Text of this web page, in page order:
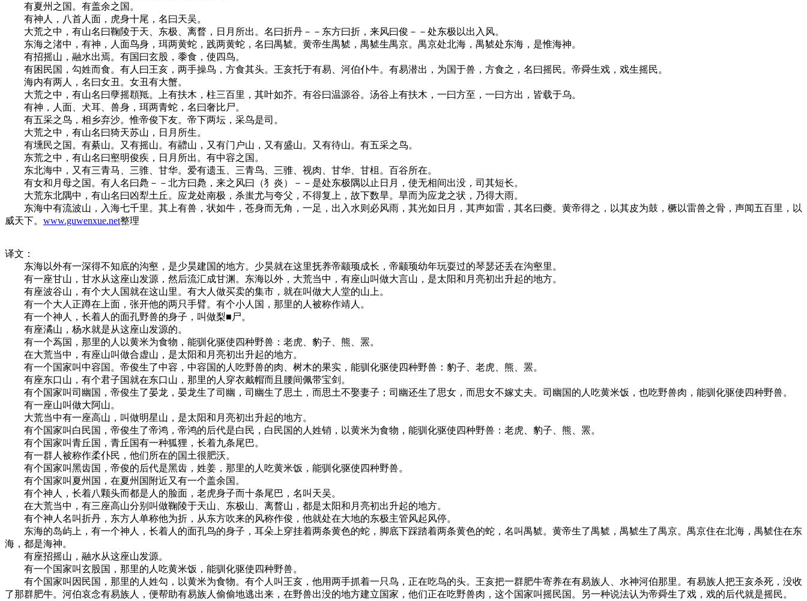
有夏州之国。有盖余之国。
有神人，八首人面，虎身十尾，名曰天吴。
大荒之中，有山名曰鞠陵于天、东极、离瞀，日月所出。名曰折丹－－东方曰折，来风曰俊－－处东极以出入风。
东海之渚中，有神，人面鸟身，珥两黄蛇，践两黄蛇，名曰禺䝞。黄帝生禺䝞，禺䝞生禺京。禺京处北海，禺䝞处东海，是惟海神。
有招摇山，融水出焉。有国曰玄股，黍食，使四鸟。
有困民国，勾姓而食。有人曰王亥，两手操鸟，方食其头。王亥托于有易、河伯仆牛。有易潜出，为国于兽，方食之，名曰摇民。帝舜生戏，戏生摇民。
海内有两人，名曰女丑。女丑有大蟹。
大荒之中，有山名曰孽摇頵羝。上有扶木，柱三百里，其叶如芥。有谷曰温源谷。汤谷上有扶木，一曰方至，一曰方出，皆载于乌。
有神，人面、犬耳、兽身，珥两青蛇，名曰奢比尸。
有五采之鸟，相乡弃沙。惟帝俊下友。帝下两坛，采鸟是司。
大荒之中，有山名曰猗天苏山，日月所生。
有壎民之国。有綦山。又有摇山。有䰝山，又有门户山，又有盛山。又有待山。有五采之鸟。
东荒之中，有山名曰壑明俊疾，日月所出。有中容之国。
东北海中，又有三青马、三骓、甘华。爱有遗玉、三青鸟、三骓、视肉、甘华、甘柤。百谷所在。
有女和月母之国。有人名曰䳃－－北方曰䳃，来之风曰（犭炎）－－是处东极隅以止日月，使无相间出没，司其短长。
大荒东北隅中，有山名曰凶犁土丘。应龙处南极，杀蚩尤与夸父，不得复上，故下数旱。旱而为应龙之状，乃得大雨。
东海中有流波山，入海七千里。其上有兽，状如牛，苍身而无角，一足，出入水则必风雨，其光如日月，其声如雷，其名曰夔。黄帝得之，以其皮为鼓，橛以雷兽之骨，声闻五百里，以
威天下。 www.guwenxue.net整理
译文：
东海以外有一深得不知底的沟壑，是少昊建国的地方。少昊就在这里抚养帝颛顼成长，帝颛顼幼年玩耍过的琴瑟还丢在沟壑里。
有一座甘山，甘水从这座山发源，然后流汇成甘渊。东海以外，大荒当中，有座山叫做大言山，是太阳和月亮初出升起的地方。
有座波谷山，有个大人国就在这山里。有大人做买卖的集市，就在叫做大人堂的山上。
有一个大人正蹲在上面，张开他的两只手臂。有个小人国，那里的人被称作靖人。
有一个神人，长着人的面孔野兽的身子，叫做梨■尸。
有座潏山，杨水就是从这座山发源的。
有一个蒍国，那里的人以黄米为食物，能驯化驱使四种野兽：老虎、豹子、熊、罴。
在大荒当中，有座山叫做合虚山，是太阳和月亮初出升起的地方。
有一个国家叫中容国。帝俊生了中容，中容国的人吃野兽的肉、树木的果实，能驯化驱使四种野兽：豹子、老虎、熊、罴。
有座东口山，有个君子国就在东口山，那里的人穿衣戴帽而且腰间佩带宝剑。
有个国家叫司幽国，帝俊生了晏龙，晏龙生了司幽，司幽生了思土，而思土不娶妻子；司幽还生了思女，而思女不嫁丈夫。司幽国的人吃黄米饭，也吃野兽肉，能驯化驱使四种野兽。
有一座山叫做大阿山。
大荒当中有一座高山，叫做明星山，是太阳和月亮初出升起的地方。
有个国家叫白民国，帝俊生了帝鸿，帝鸿的后代是白民，白民国的人姓销，以黄米为食物，能驯化驱使四种野兽：老虎、豹子、熊、罴。
有个国家叫青丘国，青丘国有一种狐狸，长着九条尾巴。
有一群人被称作柔仆民，他们所在的国土很肥沃。
有个国家叫黑齿国，帝俊的后代是黑齿，姓姜，那里的人吃黄米饭，能驯化驱使四种野兽。
有个国家叫夏州国，在夏州国附近又有一个盖余国。
有个神人，长着八颗头而都是人的脸面，老虎身子而十条尾巴，名叫天吴。
在大荒当中，有三座高山分别叫做鞠陵于天山、东极山、离瞀山，都是太阳和月亮初出升起的地方。
有个神人名叫折丹，东方人单称他为折，从东方吹来的风称作俊，他就处在大地的东极主管风起风停。
东海的岛屿上，有一个神人，长着人的面孔鸟的身子，耳朵上穿挂着两条黄色的蛇，脚底下踩踏着两条黄色的蛇，名叫禺䝞。黄帝生了禺䝞，禺䝞生了禺京。禺京住在北海，禺䝞住在东
海，都是海神。
有座招摇山，融水从这座山发源。
有一个国家叫玄股国，那里的人吃黄米饭，能驯化驱使四种野兽。
有个国家叫因民国，那里的人姓勾，以黄米为食物。有个人叫王亥，他用两手抓着一只鸟，正在吃鸟的头。王亥把一群肥牛寄养在有易族人、水神河伯那里。有易族人把王亥杀死，没收
了那群肥牛。河伯哀念有易族人，便帮助有易族人偷偷地逃出来，在野兽出没的地方建立国家，他们正在吃野兽肉，这个国家叫摇民国。另一种说法认为帝舜生了戏，戏的后代就是摇民。